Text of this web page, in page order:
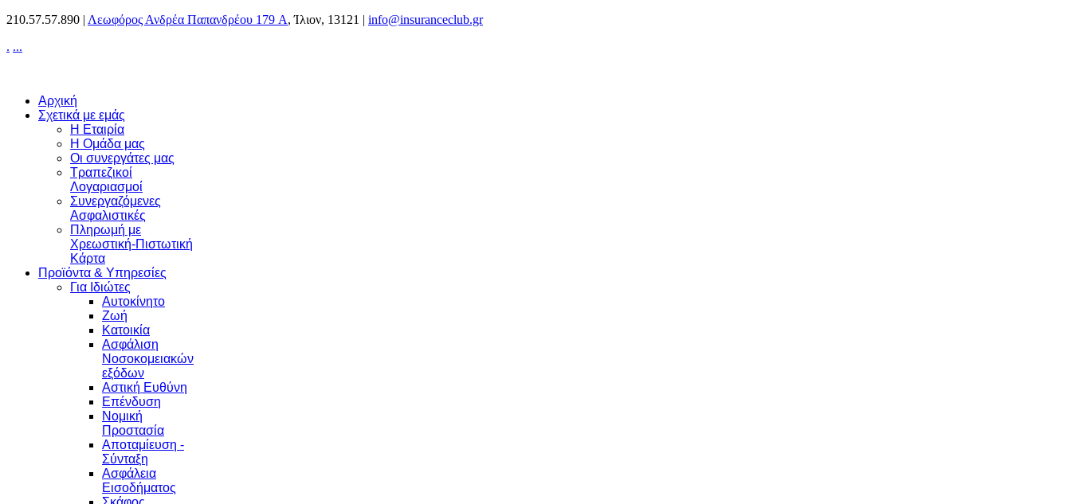
210.57.57.890 | Λεωφόρος Ανδρέα Παπανδρέου 179 A, Ίλιον, 13121 | info@insuranceclub.gr
. ...
Αρχική
Σχετικά με εμάς
Η Εταιρία
Η Ομάδα μας
Οι συνεργάτες μας
Τραπεζικοί
Λογαριασμοί
Συνεργαζόμενες
Ασφαλιστικές
Πληρωμή με
Χρεωστική-Πιστωτική
Κάρτα
Προϊόντα & Υπηρεσίες
Για Ιδιώτες
Αυτοκίνητο
Ζωή
Κατοικία
Ασφάλιση
Νοσοκομειακών
εξόδων
Αστική Ευθύνη
Επένδυση
Νομική
Προστασία
Αποταμίευση -
Σύνταξη
Ασφάλεια
Εισοδήματος